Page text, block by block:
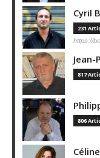
Cyril
231
https://
Jean-
817
806